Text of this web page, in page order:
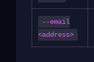
--email
<address>